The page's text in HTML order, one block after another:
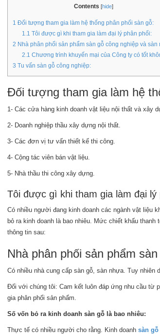
Contents [hide]
1 Đối tượng tham gia làm hệ thống phân phối sàn gỗ:
1.1 Tôi được gì khi tham gia làm đại lý phân phối:
2 Nhà phân phối sản phẩm sàn gỗ công nghiệp và sàn
2.1 Chương trình khuyến mại của Công ty có tốt
3 Tu vấn sàn gỗ công nghiệp:
Đối tượng tham gia làm hệ
1- Các cửa hàng kinh doanh vật liệu nội thất và xây
2- Doanh nghiệp thầu xây dựng nội thất.
3- Các đơn vị tư vấn thiết kế thi công.
4- Cộng tác viên bán vật liệu.
5- Nhà thầu thi công xây dựng.
Tôi được gì khi tham gia làm đại lý
Có nhiều người đang kinh doanh các ngành vật liệu
bỏ ra kinh doanh là bao nhiêu. Mức chiết khấu
thông tin sau:
Nhà phân phối sản phẩm
Có nhiều nhà cung cấp sàn gỗ, sàn nhựa. Tuy
Đối với chúng tôi: Cam kết luôn đáp ứng nhu cầu từ
gia phân phối sản phẩm.
Số vốn bỏ ra kinh doanh sàn gỗ là bao nhiêu:
Thực tế có nhiều người cho rằng. Kinh doanh sàn